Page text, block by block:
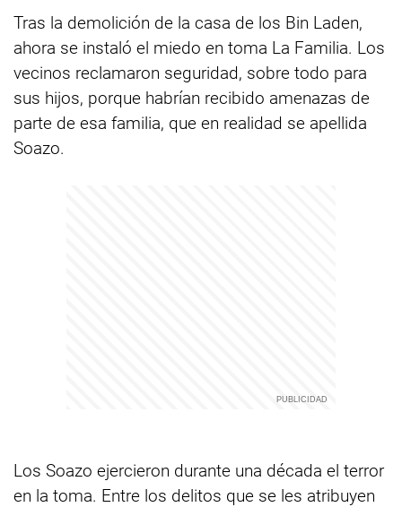
Tras la demolición de la casa de los Bin Laden,
ahora se instaló el miedo en toma La Familia. Los
vecinos reclamaron seguridad, sobre todo para
sus hijos, porque habrían recibido amenazas de
parte de esa familia, que en realidad se apellida
Soazo.
Los Soazo ejercieron durante una década el terror
en la toma. Entre los delitos que se les atribuyen